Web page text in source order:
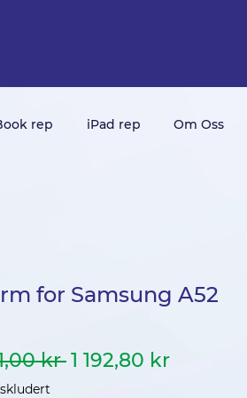
rep iPad rep Om Oss
for Samsung A52
kr Vanlig
1 192,80 krSalgspris